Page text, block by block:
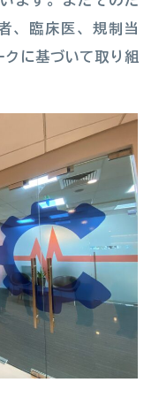
、臨床医、規制当
に基づいて取り組